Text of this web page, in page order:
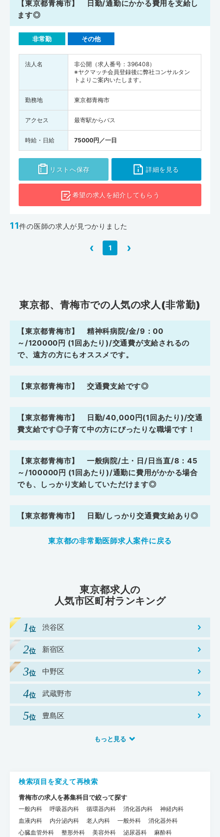
【東京都青梅市】 日勤/通勤にかかる費用を支給し
ます◎
非常勤 その他
法人名
非公開（求人番号：396408）
※ヤクマッチ会員登録後に弊社コンサルタン
トよりご案内いたします。
勤務地 東京都青梅市
アクセス 最寄駅からバス
時給・日給 75000円／一日
リストへ保存 詳細を見る
希望の求人を紹介してもらう
11件の医師の求人が見つかりました
‹ 1 ›
東京都、青梅市での人気の求人(非常勤)
【東京都青梅市】 精神科病院/金/9：00
～/120000円 (1回あたり)/交通費が支給されるの
で、遠方の方にもオススメです。
【東京都青梅市】 交通費支給です◎
【東京都青梅市】 日勤/40,000円(1回あたり)/交通
費支給です◎子育て中の方にぴったりな職場です！
【東京都青梅市】 一般病院/土・日/日当直/8：45
～/100000円 (1回あたり)/通勤に費用がかかる場合
でも、しっかり支給していただけます◎
【東京都青梅市】 日勤/しっかり交通費支給あり◎
東京都の非常勤医師求人案件に戻る
東京都求人の
人気市区町村ランキング
渋谷区
新宿区
中野区
武蔵野市
豊島区
もっと見る
検索項目を変えて再検索
青梅市の求人を募集科目で絞って探す
一般内科 呼吸器内科 循環器内科 消化器内科
神経内科
血液内科
内分泌内科 老人内科 一般外科
消化器外科
心臓血管外科
整形外科 美容外科 泌尿器科
麻酔科